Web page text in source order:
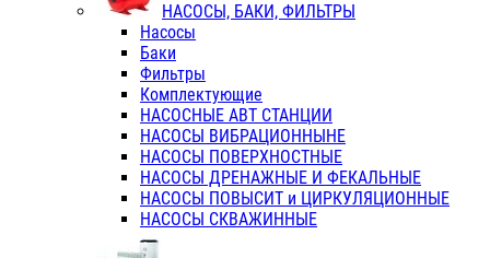
НАСОСЫ, БАКИ, ФИЛЬТРЫ
Насосы
Баки
Фильтры
Комплектующие
НАСОСНЫЕ АВТ СТАНЦИИ
НАСОСЫ ВИБРАЦИОННЫНЕ
НАСОСЫ ПОВЕРХНОСТНЫЕ
НАСОСЫ ДРЕНАЖНЫЕ И ФЕКАЛЬНЫЕ
НАСОСЫ ПОВЫСИТ и ЦИРКУЛЯЦИОННЫЕ
НАСОСЫ СКВАЖИННЫЕ